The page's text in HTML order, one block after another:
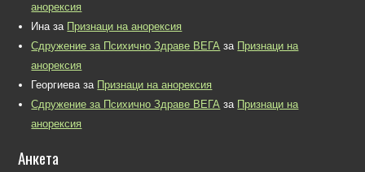
анорексия
Иназа Признаци на анорексия
Сдружение за Психично Здраве ВЕГА за Признаци на
анорексия
Георгиеваза Признаци на анорексия
Сдружение за Психично Здраве ВЕГА за Признаци на
анорексия
Анкета